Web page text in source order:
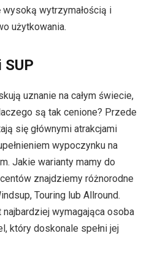
wytrzymałością i
użytkowania.
SUP
uznanie na całym świecie,
są tak cenione? Przede
się głównymi atrakcjami
wypoczynku na
Jakie warianty mamy do
znajdziemy różnorodne
Touring lub Allround.
wymagająca osoba
który doskonale spełni jej